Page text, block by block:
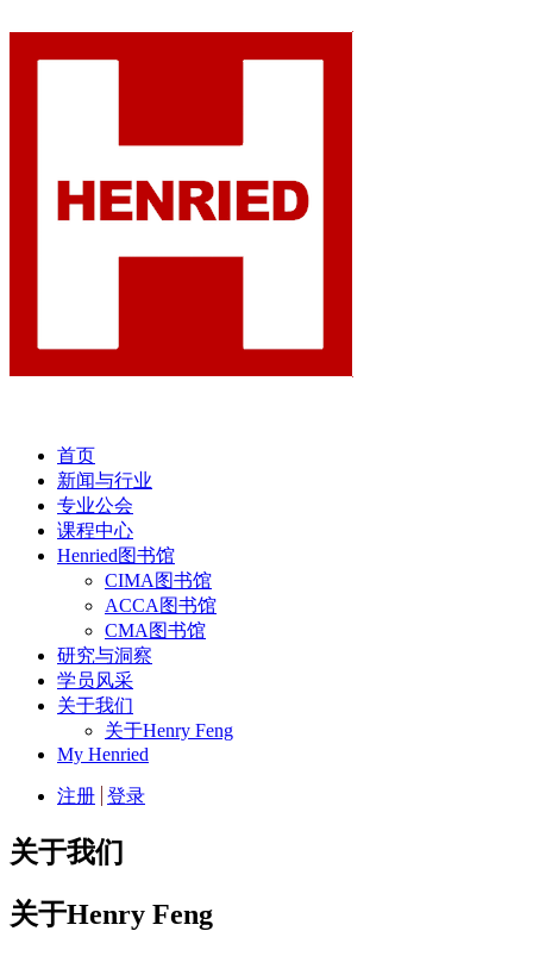
首页
新闻与行业
专业公会
课程中心
Henried图书馆
CIMA图书馆
ACCA图书馆
CMA图书馆
研究与洞察
学员风采
关于我们
关于Henry Feng
My Henried
注册 登录
关于我们
关于Henry Feng